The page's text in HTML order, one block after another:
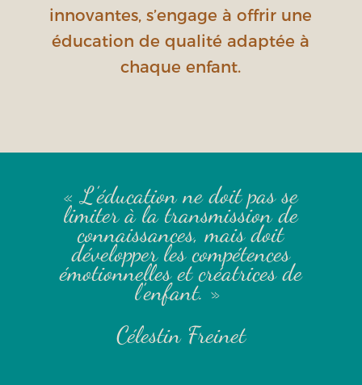
innovantes, s’engage à offrir une
éducation de qualité adaptée à
chaque enfant.
« L’éducation ne doit pas se
limiter à la transmission de
connaissances, mais doit
développer les compétences
émotionnelles et créatrices de
l’enfant. »
Célestin Freinet